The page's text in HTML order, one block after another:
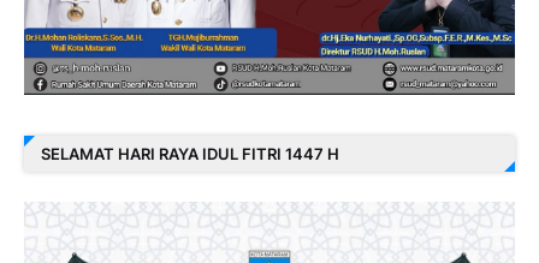
SELAMAT HARI RAYA IDUL FITRI 1447 H